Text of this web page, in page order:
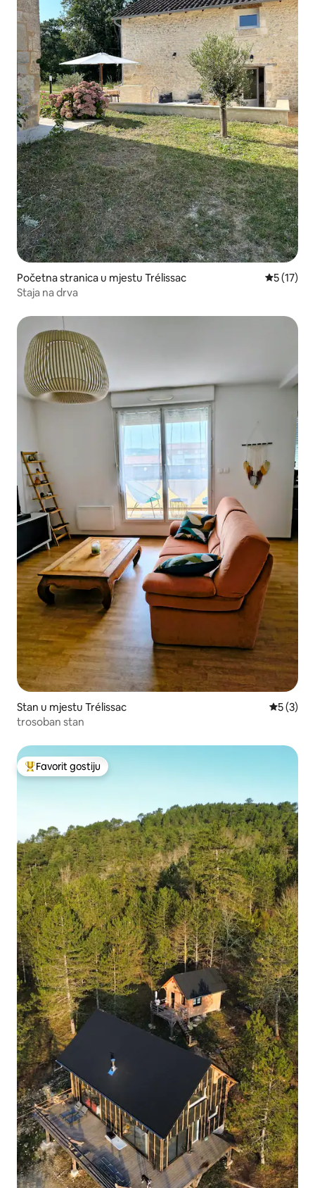
Početna stranica u mjestu Trélissac prosječna
5 (17)
Staja na drva
Stan u mjestu Trélissac
5 (3)
trosoban stan
Glavni favorit gostiju
Favorit gostiju